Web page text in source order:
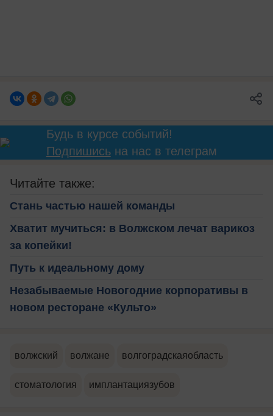
Будь в курсе событий!
Подпишисьна нас в телеграм
Читайте также:
Стань частью нашей команды
Хватит мучиться: в Волжском лечат варикоз
за копейки!
Путь к идеальному дому
Незабываемые Новогодние корпоративы в
новом ресторане «Культо»
волжский волжане волгоградскаяобласть
стоматология имплантациязубов